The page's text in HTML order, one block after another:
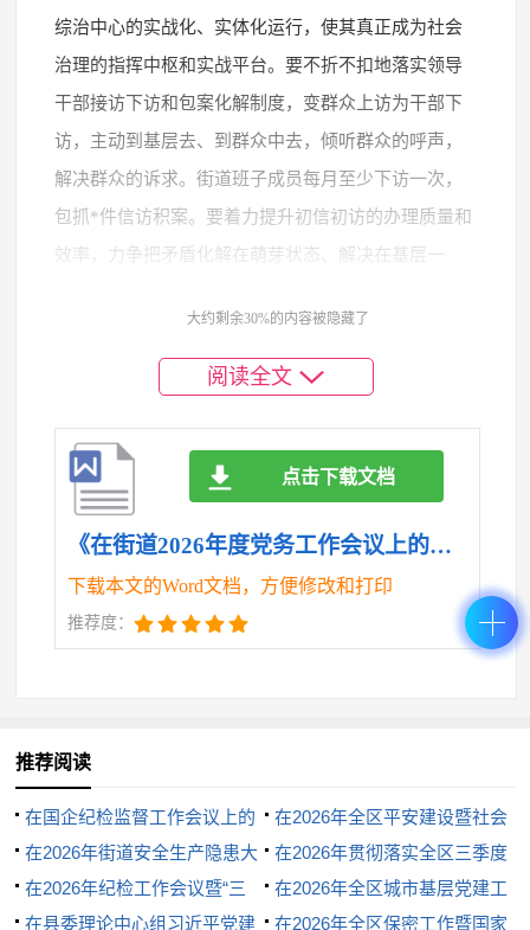
综治中心的实战化、实体化运行，使其真正成为社会
治理的指挥中枢和实战平台。要不折不扣地落实领导
干部接访下访和包案化解制度，变群众上访为干部下
访，主动到基层去、到群众中去，倾听群众的呼声，
解决群众的诉求。街道班子成员每月至少下访一次，
包抓*件信访积案。要着力提升初信初访的办理质量和
效率，力争把矛盾化解在萌芽状态、解决在基层一
在*村进行一项创新探索，即打造“零上访”示范村。这
项工作不是简单地追求数字上的“零”，而是要通过建
制，从源头上预防和减少矛盾的产生。我们希望通过
这个试点，能够形成一套可复制、可推广的治理经
验，为全街道乃至更高层面的社会治理创新提供有益
借鉴。
（二）在网格治理上提质增效。网格化管理是实
和统一考核，激发他们的工作积极性和责任感。每季
度至少组织一次网格员业务培训。二是要着力提升问
题上报的质量，确保上报的问题清晰、准确、要素齐
全；更要提升问题的处置时效，建立“网格发现、街道
派单、部门接单、限时办结、群众评价”的快速响应和
大约剩余30%的内容被隐藏了
阅读全文
《在街道2026年度党务工作会议上的讲话.doc》
下载本文的Word文档，方便修改和打印
推荐度：
点击下载文档
推荐阅读
在国企纪检监督工作会议上的
讲话
在2026年全区平安建设暨社会
治理工作会议上的讲话
在2026年街道安全生产隐患大
排查大整治大培训大提升工作部
署会上的讲话
在2026年贯彻落实全区三季度
重点工作推进会上的讲话
在2026年纪检工作会议暨“三
化”建设推进会上的讲话
在2026年全区城市基层党建工
作推进会议上的讲话
在县委理论中心组习近平党建 在2026年全区保密工作暨国家